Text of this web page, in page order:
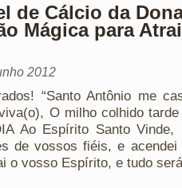
de Cálcio da
Mágica para
2012
“Santo Antônio me
O milho colhido
Ao Espírito Santo Vinde,
de vossos fiéis, e acendei
o vosso Espírito, e tudo